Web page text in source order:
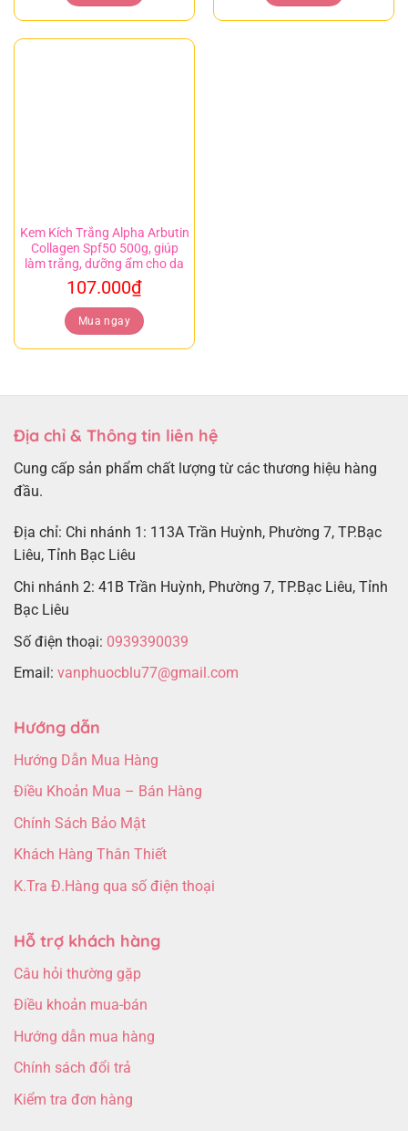
Kem Kích Trắng Alpha Arbutin
Collagen Spf50 500g, giúp
làm trắng, dưỡng ẩm cho da
107.000₫
Mua ngay
Địa chỉ & Thông tin liên hệ
Cung cấp sản phẩm chất lượng từ các thương hiệu hàng
đầu.
Địa chỉ: Chi nhánh 1: 113A Trần Huỳnh, Phường 7, TP.Bạc
Liêu, Tỉnh Bạc Liêu
Chi nhánh 2: 41B Trần Huỳnh, Phường 7, TP.Bạc Liêu, Tỉnh
Bạc Liêu
Số điện thoại: 0939390039
Email: vanphuocblu77@gmail.com
Hướng dẫn
Hướng Dẫn Mua Hàng
Điều Khoản Mua – Bán Hàng
Chính Sách Bảo Mật
Khách Hàng Thân Thiết
K.Tra Đ.Hàng qua số điện thoại
Hỗ trợ khách hàng
Câu hỏi thường gặp
Điều khoản mua-bán
Hướng dẫn mua hàng
Chính sách đổi trả
Kiểm tra đơn hàng